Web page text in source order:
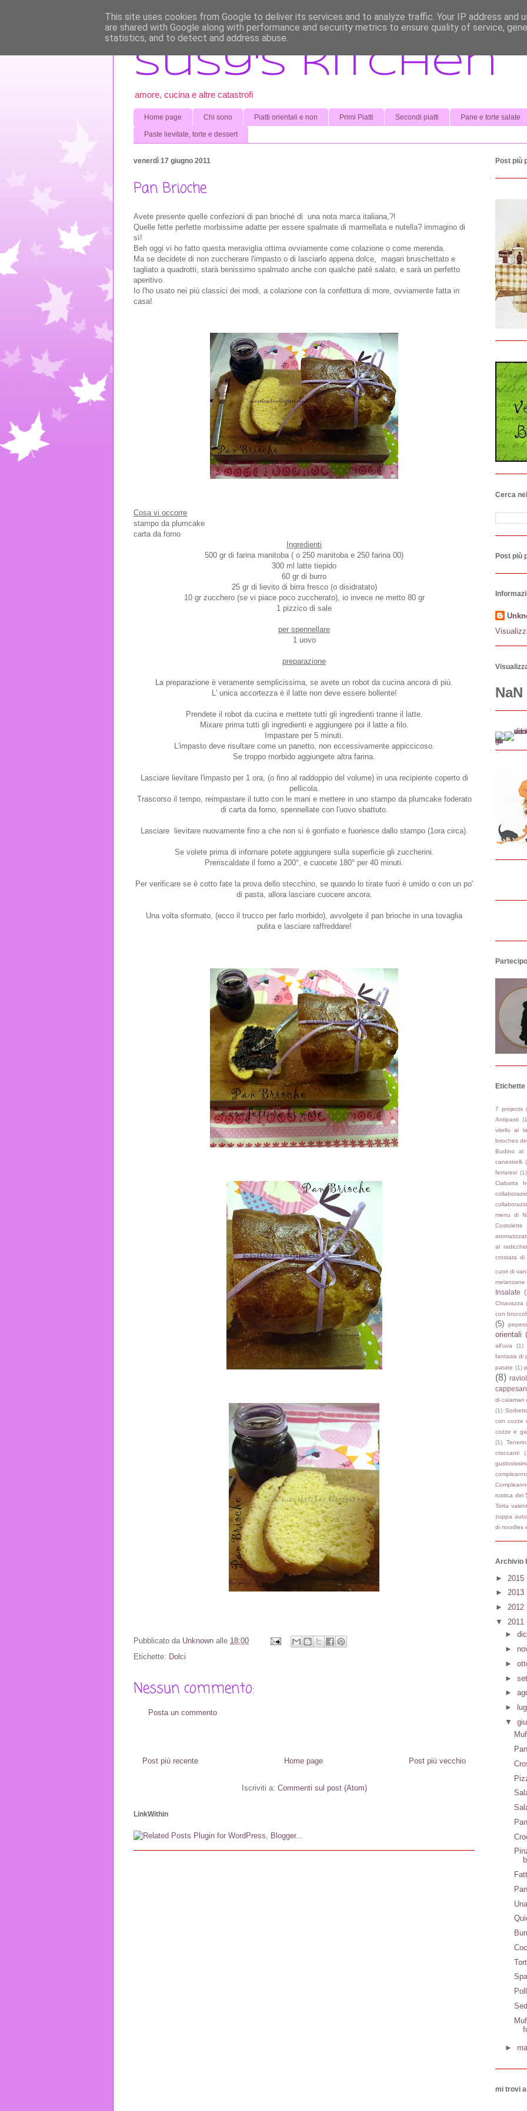
Susy's kitchen
amore, cucina e altre catastrofi
Home page Chi sono Piatti orientali e non Primi Piatti Secondi piatti Pane e torte salate
Paste lievitate, torte e dessert
venerdì 17 giugno 2011
Pan Brioche
Avete presente quelle confezioni di pan brioché di una nota marca italiana,?!
Quelle fette perfette morbissime adatte per essere spalmate di marmellata e nutella? immagino di
sì!
Beh oggi vi ho fatto questa meraviglia ottima ovviamente come colazione o come merenda.
Ma se decidete di non zuccherare l'impasto o di lasciarlo appena dolce, magari bruschettato e
tagliato a quadrotti, starà benissimo spalmato anche con qualche paté salato, e sarà un perfetto
aperitivo.
Io l'ho usato nei più classici dei modi, a colazione con la confettura di more, ovviamente fatta in
casa!
Cosa vi occorre
stampo da plumcake
carta da forno
Ingredienti
500 gr di farina manitoba ( o 250 manitoba e 250 farina 00)
300 ml latte tiepido
60 gr di burro
25 gr di lievito di birra fresco (o disidratato)
10 gr zucchero (se vi piace poco zuccherato), io invece ne metto 80 gr
1 pizzico di sale
per spennellare
1 uovo
preparazione
La preparazione è veramente semplicissima, se avete un robot da cucina ancora di più.
L' unica accortezza è il latte non deve essere bollente!
Prendete il robot da cucina e mettete tutti gli ingredienti tranne il latte.
Mixare prima tutti gli ingredienti e aggiungere poi il latte a filo.
Impastare per 5 minuti.
L'impasto deve risultare come un panetto, non eccessivamente appiccicoso.
Se troppo morbido aggiungete altra farina.
Lasciare lievitare l'impasto per 1 ora, (o fino al raddoppio del volume) in una recipiente coperto di
pellicola.
Trascorso il tempo, reimpastare il tutto con le mani e mettere in uno stampo da plumcake foderato
di carta da forno, spennellate con l'uovo sbattuto.
Lasciare lievitare nuovamente fino a che non si è gonfiato e fuoriesce dallo stampo (1ora circa).
Se volete prima di infornare potete aggiungere sulla superficie gli zuccherini.
Preriscaldate il forno a 200°, e cuocete 180° per 40 minuti.
Per verificare se è cotto fate la prova dello stecchino, se quando lo tirate fuori è umido o con un po'
di pasta, allora lasciare cuocere ancora.
Una volta sformato, (ecco il trucco per farlo morbido), avvolgete il pan brioche in una tovaglia
pulita e lasciare raffreddare!
Pubblicato da Unknown alle 18:00
Etichette: Dolci
Nessun commento:
Posta un commento
Post più recente Post più vecchio
Home page
Iscriviti a: Commenti sul post (Atom)
LinkWithin
Post più
Cerca
Post più
NaN
Etichette
7 projects
Antipasti
vitello al
brioches
Budino al
canestrelli
ferraresi (1)
Ciabatta
menu di
al radicchio
crostata di
cuori di
Insalate
Chiavazza
con
(5)
orientali
all'uva
(1)
fantasia di
patate (1)
(8)
di calamari
(1)
con cozze
cozze e
(1)
croccanti
rustica dei
Torta
zuppa
di noodles
Archivio
► 2015
► 2013
► 2012
▼ 2011
►
►
►
►
►
►
▼
►
mi trovi
This site uses cookies from Google to deliver its services and to analyze traffic. Your IP address and
are shared with Google along with performance and security metrics to ensure quality of service,
statistics, and to detect and address abuse.